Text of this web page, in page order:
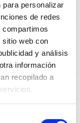
personalizar
de redes
sitio web con
y análisis
información
recopilado a
Mount